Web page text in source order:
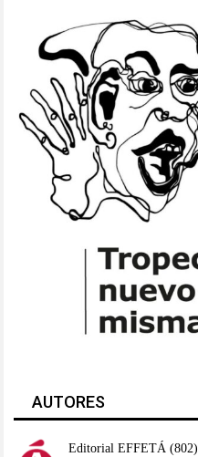
AUTORES
Editorial EFFETÁ(802)